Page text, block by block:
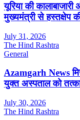
यूरिया की
मुख्यमंत्री से हस्तक्षेप
July 31, 2026
The Hind Rashtra
General
Azamgarh News
युक्त अस्पताल को
July 30, 2026
The Hind Rashtra